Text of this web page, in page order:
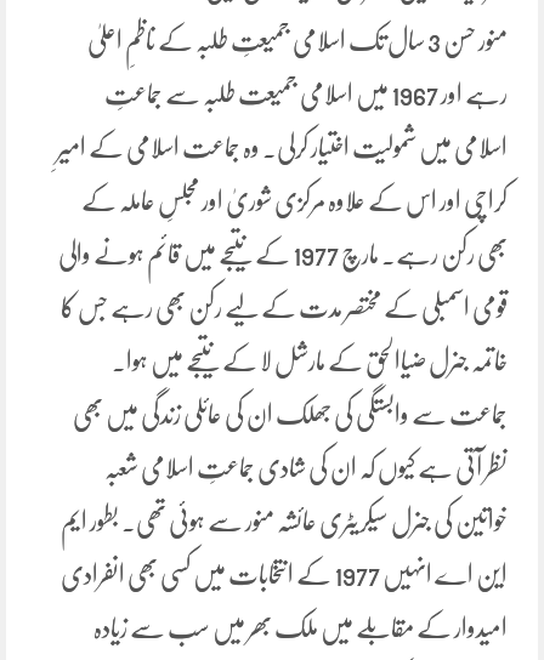
منور حسن 3 سال تک اسلامی جمیعتِ طلبہ کے ناظمِ اعلیٰ
رہے اور 1967 میں اسلامی جمیعت طلبہ سے جماعتِ
اسلامی میں شمولیت اختیار کرلی. وہ جماعت اسلامی کے امیرِ
کراچی اور اس کے علاوہ مرکزی شوریٰ اور مجلسِ عاملہ کے
بھی رکن رہے۔ مارچ 1977 کے نتیجے میں قائم ہونے والی
قومی اسمبلی کے مختصر مدت کے لیے رکن بھی رہے جس کا
خاتمہ جنرل ضیاالحق کے مارشل لا کے نتیجے میں ہوا۔
جماعت سے وابستگی کی جھلک ان کی عائلی زندگی میں بھی
نظر آتی ہے کیوں کہ ان کی شادی جماعتِ اسلامی شعبہ
خواتین کی جنرل سیکریٹری عائشہ منور سے ہوئی تھی۔ بطور ایم
این اے انہیں 1977 کے انتخابات میں کسی بھی انفرادی
امیدوار کے مقابلے میں ملک بھر میں سب سے زیادہ